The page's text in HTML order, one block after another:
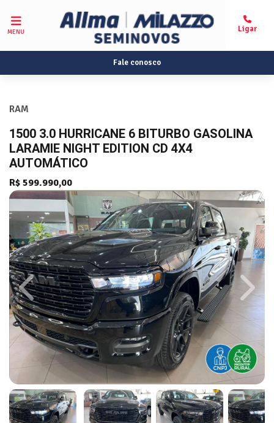
MENU
Fale conosco
RAM
1500 3.0 HURRICANE 6 BITURBO GASOLINA
LARAMIE NIGHT EDITION CD 4X4
AUTOMÁTICO
R$ 599.990,00
Previous Next